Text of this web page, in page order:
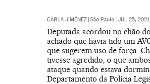
CARLA JIMÉNEZ | São Paulo | JUL 25,
Deputada acordou no chão
achado que havia tido um
que sugerem uso de força.
tivesse agredido, o que
ataque quando estava
Departamento da Polícia